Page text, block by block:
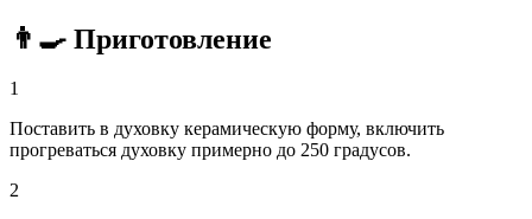
👨‍🍳 Приготовление
1
Поставить в духовку керамическую форму, включить
прогреваться духовку примерно до 250 градусов.
2